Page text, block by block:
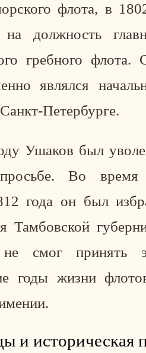
флота, в
должность
гребного
являлся
Петербурге.
Ушаков был
Во время
года он был
Тамбовской
не смог принять
годы жизни
и историческая